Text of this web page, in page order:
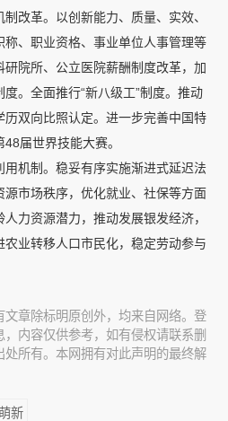
革。以创新能力、质量、实效、
、职业资格、事业单位人事管理等
院所、公立医院薪酬制度改革，加
。全面推行“新八级工”制度。推动
双向比照认定。进一步完善中国特
届世界技能大赛。
机制。稳妥有序实施渐进式延迟法
市场秩序，优化就业、社保等方面
力资源潜力，推动发展银发经济，
业转移人口市民化，稳定劳动参与
章除标明原创外，均来自网络。登
内容仅供参考，如有侵权请联系删
处所有。本网拥有对此声明的最终解
新